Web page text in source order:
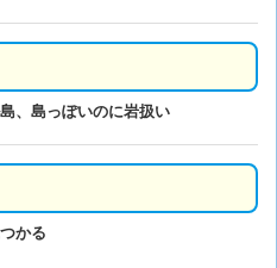
、島っぽいのに岩扱い
かる